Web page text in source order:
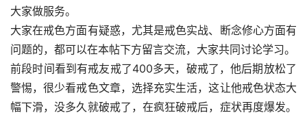
大家做服务。
大家在戒色方面有疑惑，尤其是戒色实战、断念修心方面有
问题的，都可以在本帖下方留言交流，大家共同讨论学习。
前段时间看到有戒友戒了400多天，破戒了，他后期放松了
警惕，很少看戒色文章，选择充实生活，这让他戒色状态大
幅下滑，没多久就破戒了，在疯狂破戒后，症状再度爆发。